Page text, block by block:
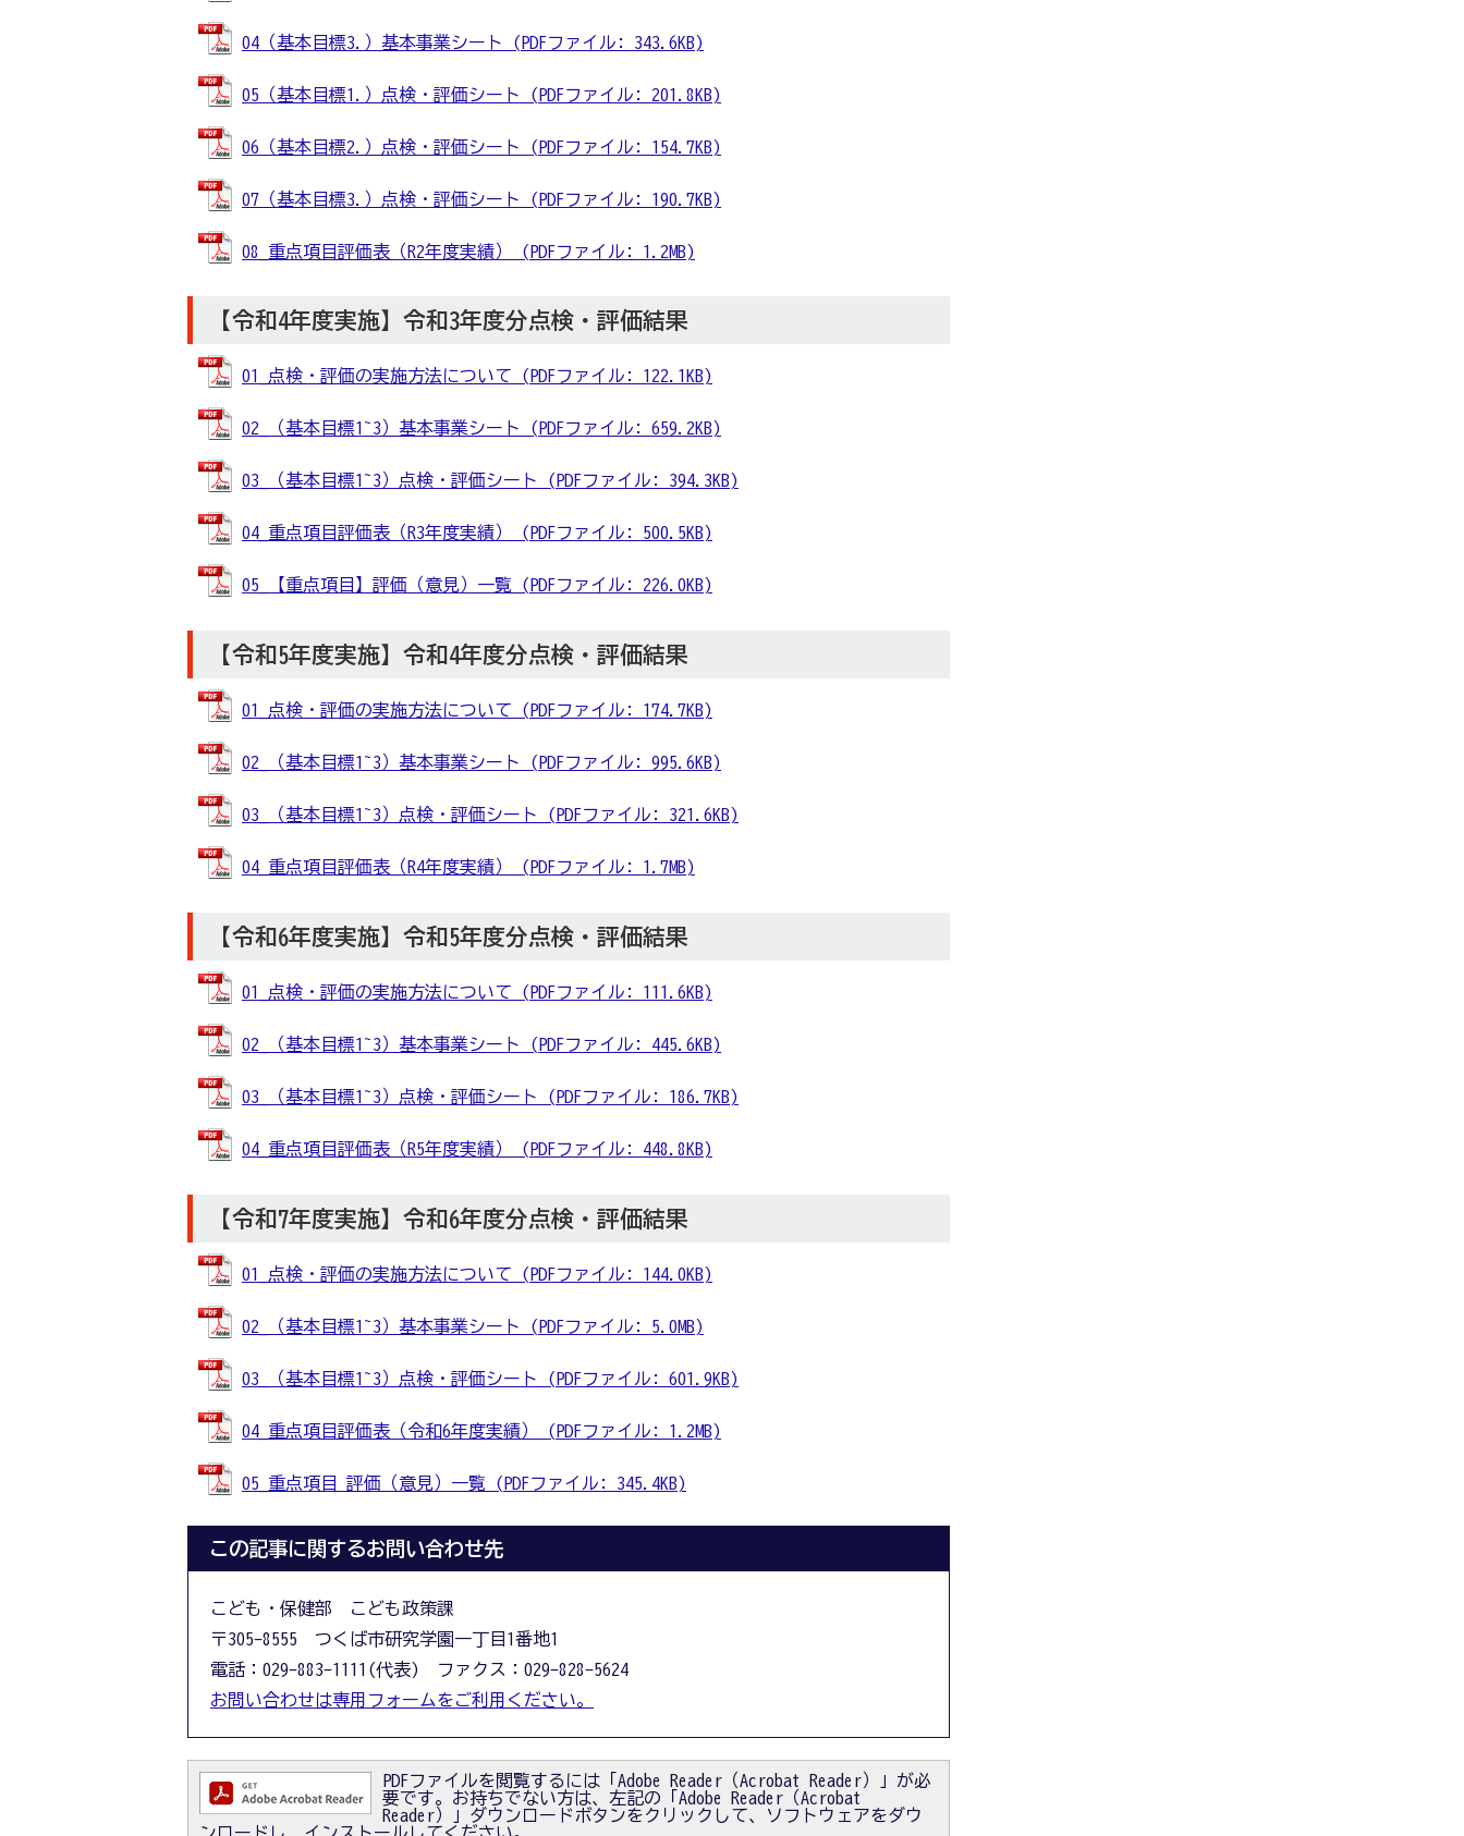
04（基本目標3.）基本事業シート (PDFファイル: 343.6KB)
05（基本目標1.）点検・評価シート (PDFファイル: 201.8KB)
06（基本目標2.）点検・評価シート (PDFファイル: 154.7KB)
07（基本目標3.）点検・評価シート (PDFファイル: 190.7KB)
08_重点項目評価表（R2年度実績） (PDFファイル: 1.2MB)
【令和4年度実施】令和3年度分点検・評価結果
01_点検・評価の実施方法について (PDFファイル: 122.1KB)
02_（基本目標1~3）基本事業シート (PDFファイル: 659.2KB)
03_（基本目標1~3）点検・評価シート (PDFファイル: 394.3KB)
04_重点項目評価表（R3年度実績） (PDFファイル: 500.5KB)
05_【重点項目】評価（意見）一覧 (PDFファイル: 226.0KB)
【令和5年度実施】令和4年度分点検・評価結果
01_点検・評価の実施方法について (PDFファイル: 174.7KB)
02_（基本目標1~3）基本事業シート (PDFファイル: 995.6KB)
03_（基本目標1~3）点検・評価シート (PDFファイル: 321.6KB)
04_重点項目評価表（R4年度実績） (PDFファイル: 1.7MB)
【令和6年度実施】令和5年度分点検・評価結果
01_点検・評価の実施方法について (PDFファイル: 111.6KB)
02_（基本目標1~3）基本事業シート (PDFファイル: 445.6KB)
03_（基本目標1~3）点検・評価シート (PDFファイル: 186.7KB)
04_重点項目評価表（R5年度実績） (PDFファイル: 448.8KB)
【令和7年度実施】令和6年度分点検・評価結果
01_点検・評価の実施方法について (PDFファイル: 144.0KB)
02_（基本目標1~3）基本事業シート (PDFファイル: 5.0MB)
03_（基本目標1~3）点検・評価シート (PDFファイル: 601.9KB)
04_重点項目評価表（令和6年度実績） (PDFファイル: 1.2MB)
05_重点項目 評価（意見）一覧 (PDFファイル: 345.4KB)
この記事に関するお問い合わせ先
こども・保健部 こども政策課
〒305-8555 つくば市研究学園一丁目1番地1
電話：029-883-1111(代表) ファクス：029-828-5624
お問い合わせは専用フォームをご利用ください。
PDFファイルを閲覧するには「Adobe Reader（Acrobat Reader）」が必
要です。お持ちでない方は、左記の「Adobe Reader（Acrobat
Reader）」ダウンロードボタンをクリックして、ソフトウェアをダウ